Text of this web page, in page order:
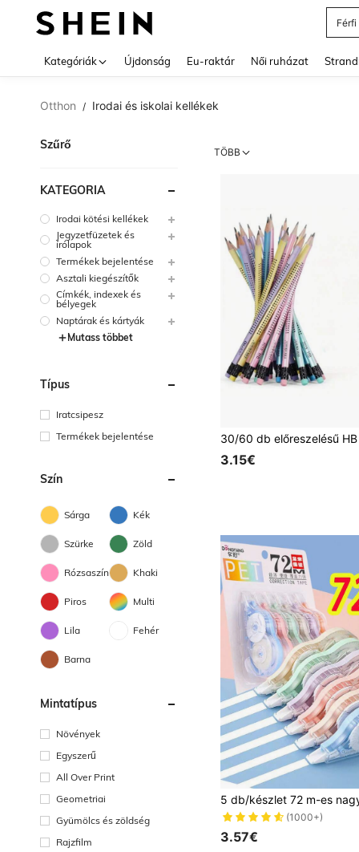
Kategóriák Újdonság Eu-raktár Női ruházat
Otthon / Irodai és iskolai kellékek
Szűrő
KATEGÓRIA
Irodai kötési kellékek
Jegyzetfüzetek és
írólapok
Termékek bejelentése
Asztali kiegészítők
Címkék, indexek és
bélyegek
Naptárak és kártyák
Mutass többet
Típus
Iratcsipesz
Termékek bejelentése
Szín
Sárga Kék
Szürke Zöld
Rózsaszín Khaki
Piros Multi
Lila Fehér
Barna
Mintatípus
Növények
Egyszerű
All Over Print
Geometriai
Gyümölcs és zöldség
Rajzfilm
TÖBB
3.15€
(1000+)
3.57€